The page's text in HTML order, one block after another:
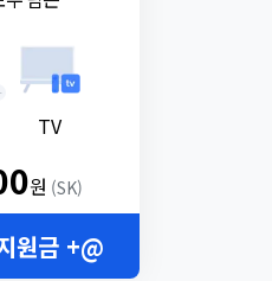
TV
원 (SK)
원금 +@